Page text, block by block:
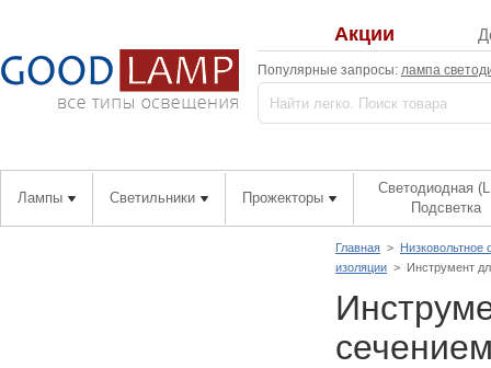
Акции
Популярные запросы: лампа
Лампы Светильники Прожекторы
Светодиодная
Подсветка
Главная > Низковольтное
изоляции > Инструмент